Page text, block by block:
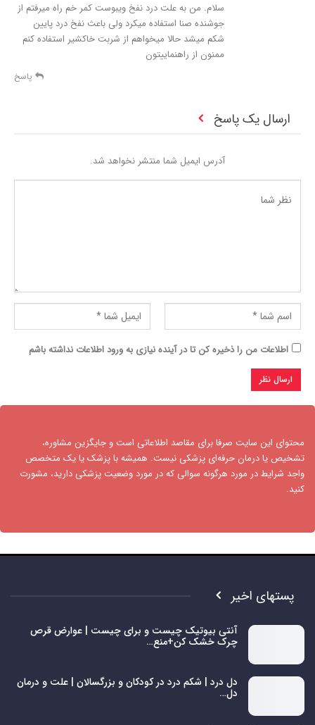
سلام. من به علت درد نفخ ویبوست کمر خم راه میرفتم از
جوشنده صنا استفاده میکرد ولی باعث نفخ درد پایین
شکم میشد حالا میخواهم از شربت خاکشیر استفاده کنم
ممنون از راهنماییتون
پاسخ
ارسال یک پاسخ
آدرس ایمیل شما منتشر نخواهد شد.
اطلاعات من را ذخیره کن تا در آینده نیازی به ورود اطلاعات نداشته باشم
محتوای این سایت صرفا برای مقاصد اطلاعاتی است و جایگزین مشاوره،
تشخیص یا درمان حرفه‌ای پزشکی نیست. همیشه با پزشک یا یک متخصص
واجد شرایط در مورد هرگونه سوالی که در مورد وضعیت پزشکی دارید، مشورت
کنید.​
پستهای اخیر
آنتی بیوتیک چیست و برای چیست | عوارض قرص
چرک خشک کن+منع…
دل درد | شکم درد در کودکان و بزرگسالان | علت و درمان
دل…